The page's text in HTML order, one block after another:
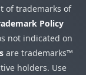
of trademarks of
Policy
not indicated on
are trademarks™
holders. Use